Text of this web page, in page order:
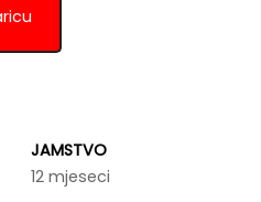
JAMSTVO
12 mjeseci